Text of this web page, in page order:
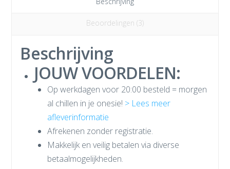
Beoordelingen (3)
Beschrijving
JOUW VOORDELEN:
Op werkdagen voor 20:00 besteld = morgen
al chillen in je onesie! > Lees meer
afleverinformatie
Afrekenen zonder registratie.
Makkelijk en veilig betalen via diverse
betaalmogelijkheden.